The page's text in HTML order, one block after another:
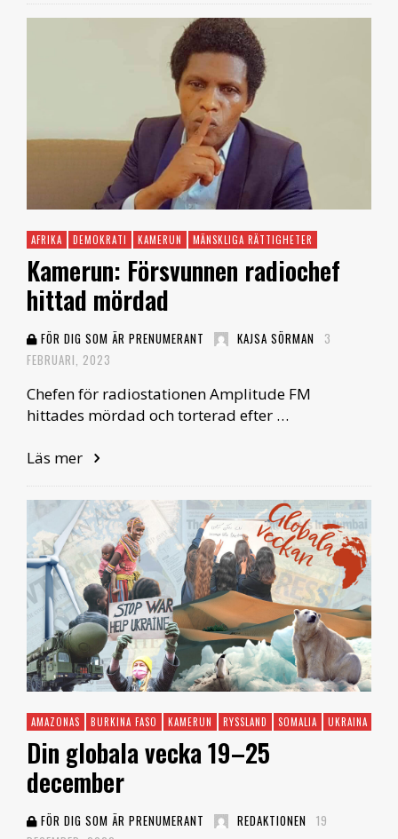
AFRIKA DEMOKRATI KAMERUN MÄNSKLIGA RÄTTIGHETER
Kamerun: Försvunnen radiochef
hittad mördad
FÖR DIG SOM ÄR PRENUMERANT KAJSA SÖRMAN
3
FEBRUARI, 2023
Chefen för radiostationen Amplitude FM
hittades mördad och torterad efter …
Läs mer
AMAZONAS BURKINA FASO KAMERUN RYSSLAND SOMALIA UKRAINA
Din globala vecka 19–25
december
FÖR DIG SOM ÄR PRENUMERANT REDAKTIONEN 19